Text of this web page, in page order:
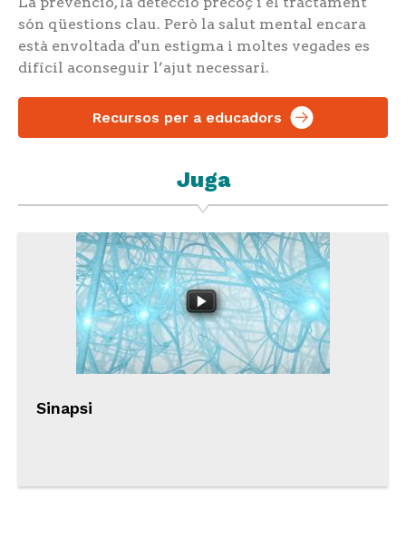
són qüestions clau. Però la salut mental encara
està envoltada d'un estigma i moltes vegades es
difícil aconseguir l’ajut necessari.
Recursos per a educadors
Juga
Sinapsi